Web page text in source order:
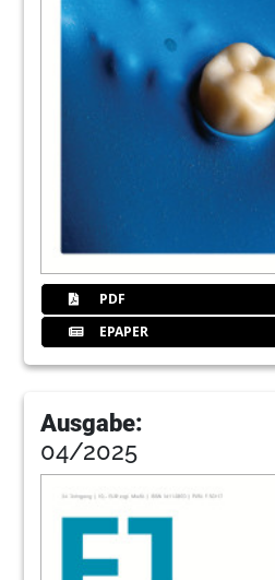
Dr. Peter Robotta, M.Sc., M.Sc.
News
Redaktion
Kongresse, Kurse und
52 Sendoline AB
PDF
EPAPER
Ausgabe:
04/2025